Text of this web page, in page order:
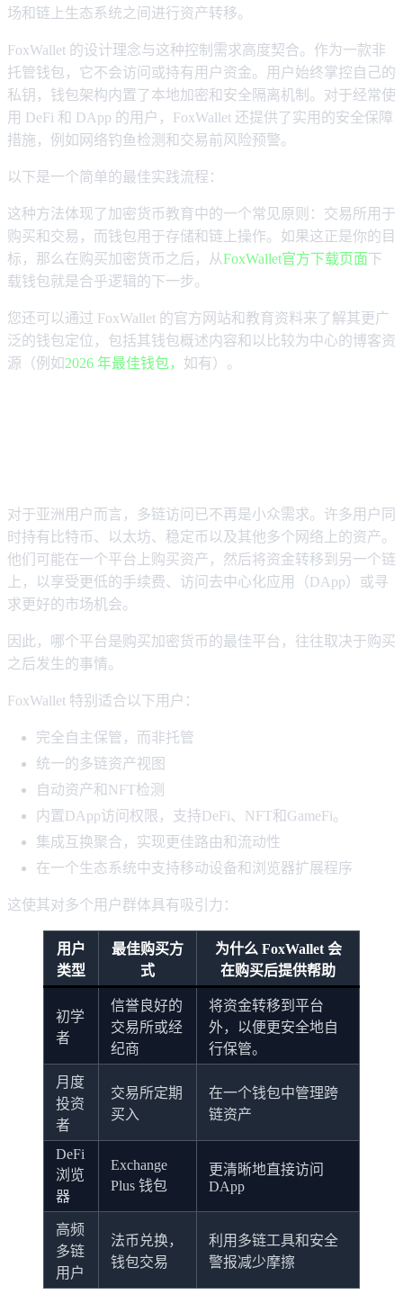
场和链上生态系统之间进行资产转移。
FoxWallet 的设计理念与这种控制需求高度契合。作为一款非
托管钱包，它不会访问或持有用户资金。用户始终掌控自己的
私钥，钱包架构内置了本地加密和安全隔离机制。对于经常使
用 DeFi 和 DApp 的用户，FoxWallet 还提供了实用的安全保障
措施，例如网络钓鱼检测和交易前风险预警。
以下是一个简单的最佳实践流程：
这种方法体现了加密货币教育中的一个常见原则：交易所用于
购买和交易，而钱包用于存储和链上操作。如果这正是你的目
标，那么在购买加密货币之后，从FoxWallet官方下载页面下
载钱包就是合乎逻辑的下一步。
您还可以通过 FoxWallet 的官方网站和教育资料来了解其更广
泛的钱包定位，包括其钱包概述内容和以比较为中心的博客资
源（例如2026 年最佳钱包， 如有）。
对于亚洲用户而言，多链访问已不再是小众需求。许多用户同
时持有比特币、以太坊、稳定币以及其他多个网络上的资产。
他们可能在一个平台上购买资产，然后将资金转移到另一个链
上，以享受更低的手续费、访问去中心化应用（DApp）或寻
求更好的市场机会。
因此，哪个平台是购买加密货币的最佳平台，往往取决于购买
之后发生的事情。
FoxWallet 特别适合以下用户：
完全自主保管，而非托管
统一的多链资产视图
自动资产和NFT检测
内置DApp访问权限，支持DeFi、NFT和GameFi。
集成互换聚合，实现更佳路由和流动性
在一个生态系统中支持移动设备和浏览器扩展程序
这使其对多个用户群体具有吸引力：
用户
类型
最佳购买方
式
为什么 FoxWallet 会
在购买后提供帮助
初学
者
信誉良好的
交易所或经
纪商
将资金转移到平台
外，以便更安全地自
行保管。
月度
投资
者
交易所定期
买入
在一个钱包中管理跨
链资产
DeFi
浏览
器
Exchange
Plus 钱包
更清晰地直接访问
DApp
高频
多链
用户
法币兑换，
钱包交易
利用多链工具和安全
警报减少摩擦